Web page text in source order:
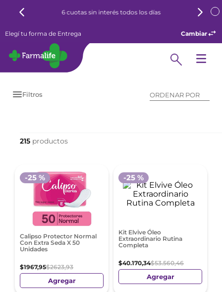
6 cuotas sin interés todos los días
Elegí tu forma de Entrega Cambiar
Filtros ORDENAR POR
215
Calipso Protector Normal
Con Extra Seda X 50
Unidades
$1967,95$2623,93
-25 %
Agregar
Kit Elvive Óleo
Extraordinario Rutina
Completa
$40.170,34$53.560,46
-25 %
Agregar